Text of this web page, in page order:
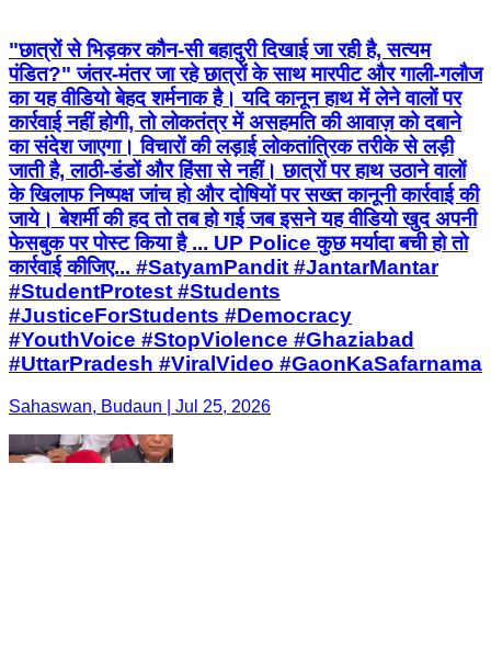
"छात्रों से भिड़कर कौन-सी बहादुरी दिखाई जा रही है, सत्यम
पंडित?" जंतर-मंतर जा रहे छात्रों के साथ मारपीट और गाली-गलौज
का यह वीडियो बेहद शर्मनाक है। यदि कानून हाथ में लेने वालों पर
कार्रवाई नहीं होगी, तो लोकतंत्र में असहमति की आवाज़ को दबाने
का संदेश जाएगा। विचारों की लड़ाई लोकतांत्रिक तरीके से लड़ी
जाती है, लाठी-डंडों और हिंसा से नहीं। छात्रों पर हाथ उठाने वालों
के खिलाफ निष्पक्ष जांच हो और दोषियों पर सख्त कानूनी कार्रवाई की
जाये। बेशर्मी की हद तो तब हो गई जब इसने यह वीडियो खुद अपनी
फेसबुक पर पोस्ट किया है ... UP Police कुछ मर्यादा बची हो तो
कार्रवाई कीजिए... #SatyamPandit #JantarMantar
#StudentProtest #Students
#JusticeForStudents #Democracy
#YouthVoice #StopViolence #Ghaziabad
#UttarPradesh #ViralVideo #GaonKaSafarnama
Sahaswan, Budaun | Jul 25, 2026